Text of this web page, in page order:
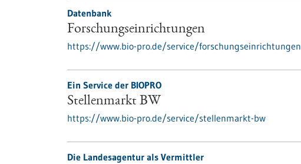
Datenbank
Forschungseinrichtungen
https://www.bio-pro.de/service/forschungseinrichtungen
Ein Service der BIOPRO
Stellenmarkt BW
https://www.bio-pro.de/service/stellenmarkt-bw
Die Landesagentur als Vermittler